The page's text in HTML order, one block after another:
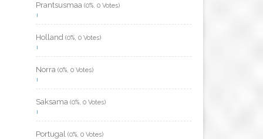
Prantsusmaa (0%, 0 Votes)
Holland (0%, 0 Votes)
Norra (0%, 0 Votes)
Saksama (0%, 0 Votes)
Portugal (0%, 0 Votes)